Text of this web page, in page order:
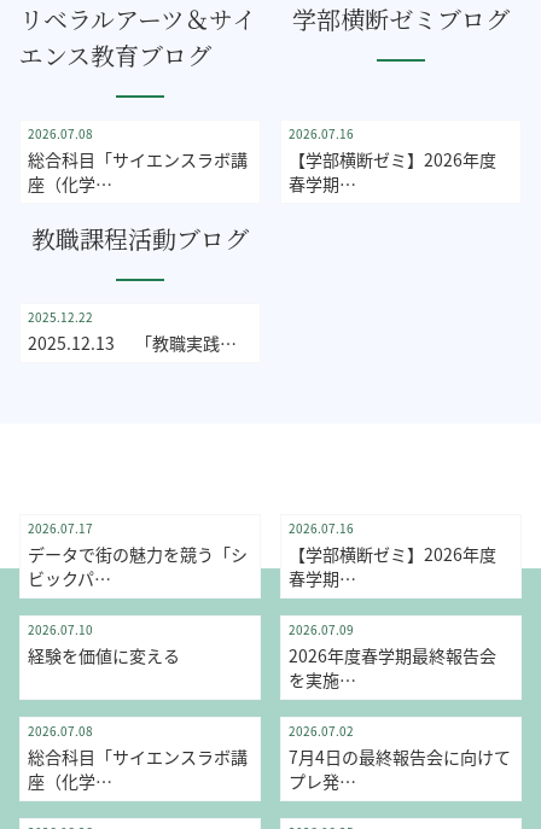
リベラルアーツ＆サイ
エンス教育ブログ
2026.07.08
総合科目「サイエンスラボ講
座（化学…
LASEC
学部横断ゼミブログ
2026.07.16
【学部横断ゼミ】2026年度
春学期…
学部横断ゼミ
教職課程活動ブログ
2025.12.22
2025.12.13 「教職実践…
教職課程活動
2026.07.17
データで街の魅力を競う「シ
ビックパ…
社会学部
2026.07.16
【学部横断ゼミ】2026年度
春学期…
学部横断ゼミ
2026.07.10
経験を価値に変える
学部横断ゼミ 2026.07.09
2026年度春学期最終報告会
を実施…
学部横断ゼミ
2026.07.08
総合科目「サイエンスラボ講
座（化学…
LASEC
総合科目
2026.07.02
7月4日の最終報告会に向けて
プレ発…
学部横断ゼミ
社会学科